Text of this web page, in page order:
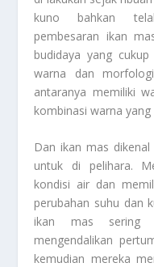
kuno bahkan
pembesaran ikan
budidaya yang
warna dan
antaranya memiliki
kombinasi warna yang
Dan ikan mas
untuk di pelihara.
kondisi air dan
perubahan suhu dan
ikan mas sering
mengendalikan
kemudian mereka